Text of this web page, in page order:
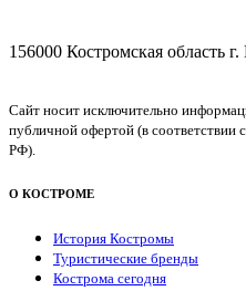
156000 Костромская область
Сайт носит исключительно
публичной офертой (в соответствии
РФ).
О КОСТРОМЕ
История Костромы
Туристические бренды
Кострома сегодня